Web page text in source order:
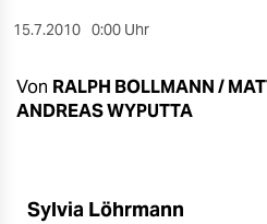
wahrheit
15.7.2010 0:00 Uhr
Von RALPH BOLLMANN /
ANDREAS WYPUTTA
Sylvia Löhrmann